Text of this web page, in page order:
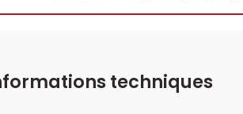
techniques